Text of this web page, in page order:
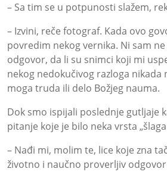
– Sa tim se u potpunosti slažem,
– Izvini, reče fotograf. Kada ovo
povredim nekog vernika. Ni sam
odgovor, da li su snimci koji mi
nekog nedokučivog razloga nikada
moga truda ili delo Božjeg nauma.
Dok smo ispijali poslednje gutljaje
pitanje koje je bilo neka vrsta
– Nađi mi, molim te, lice koje zna
životno i naučno proverljiv